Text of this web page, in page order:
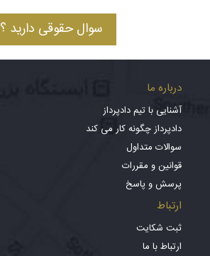
سوال حقوقی دارید ؟
درباره ما
آشنایی با تیم دادپرداز
دادپرداز چگونه کار می کند
سوالات متداول
قوانین و مقررات
پرسش و پاسخ
ارتباط
ثبت شکایت
ارتباط با ما